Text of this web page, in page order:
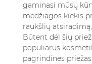
gaminasi mūsų
medžiagos kiekis
raukšlių
Būtent dėl šių
populiarus
pagrindines